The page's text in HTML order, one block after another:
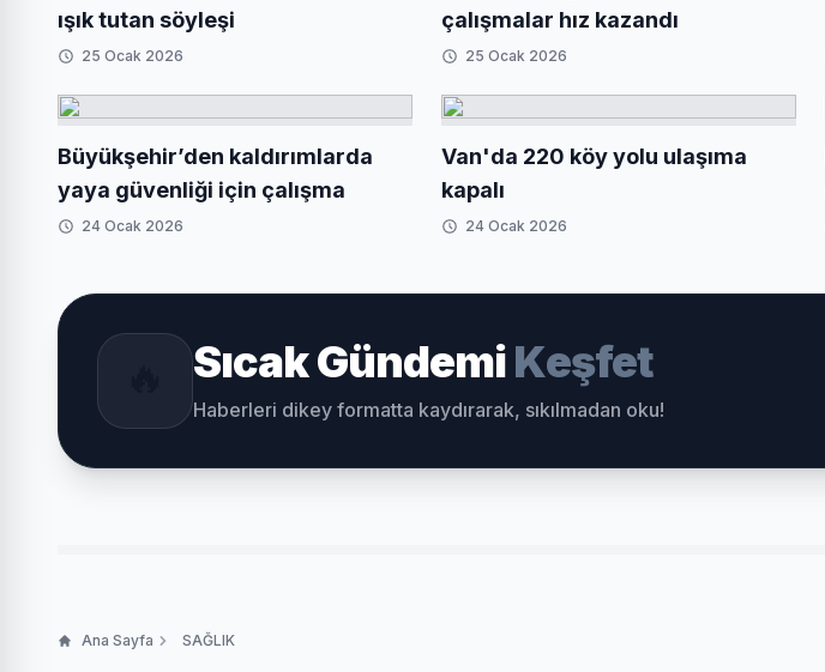
ışık tutan söyleşi
25 Ocak 2026
çalışmalar hız kazandı
25 Ocak 2026
Büyükşehir’den kaldırımlarda
yaya güvenliği için çalışma
24 Ocak 2026
Van'da 220 köy yolu ulaşıma
kapalı
24 Ocak 2026
Sıcak GündemiKeşfet
Haberleri dikey formatta kaydırarak, sıkılmadan oku!
Ana Sayfa SAĞLIK